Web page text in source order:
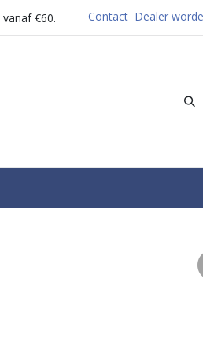
vanaf €60. Contact Dealer